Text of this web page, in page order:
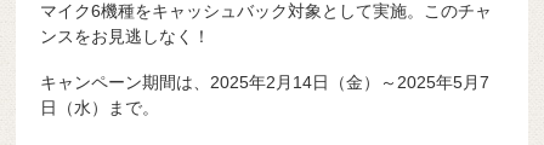
マイク6機種をキャッシュバック対象として実施。このチャ
ンスをお見逃しなく！
キャンペーン期間は、2025年2月14日（金）～2025年5月7
日（水）まで。